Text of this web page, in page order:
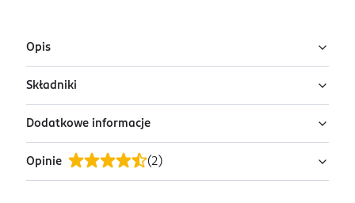
Opis
● Szyprowo-owocowa kompozycja budująca
atmosferę subtelności i harmonii w domu.
● Możliwość łączenia z innymi zapachami (Mix &
Match) w celu stworzenia unikalnego,
Składniki
Linalol; Octan linalilu; Hydroksycytronellal; 1-(2,6,6-
trimetylo-3-cykloheksen-1-ylo)-2-buten-1-on.
Dodatkowe informacje
PRZYGOTOWANIE I STOSOWANIE
Nanieś 3-5 kropel olejku na kamienie wulkaniczne,
Opinie (2 )